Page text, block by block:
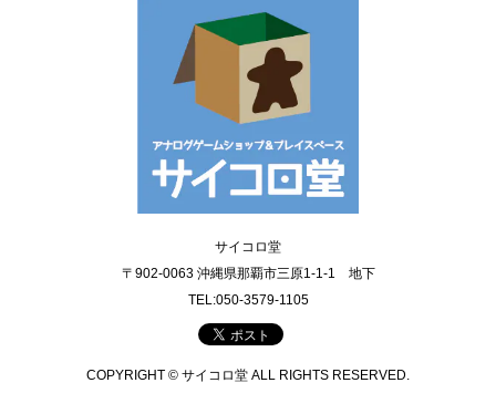
サイコロ堂
〒902-0063 沖縄県那覇市三原1-1-1 地下
TEL:050-3579-1105
COPYRIGHT © サイコロ堂 ALL RIGHTS RESERVED.